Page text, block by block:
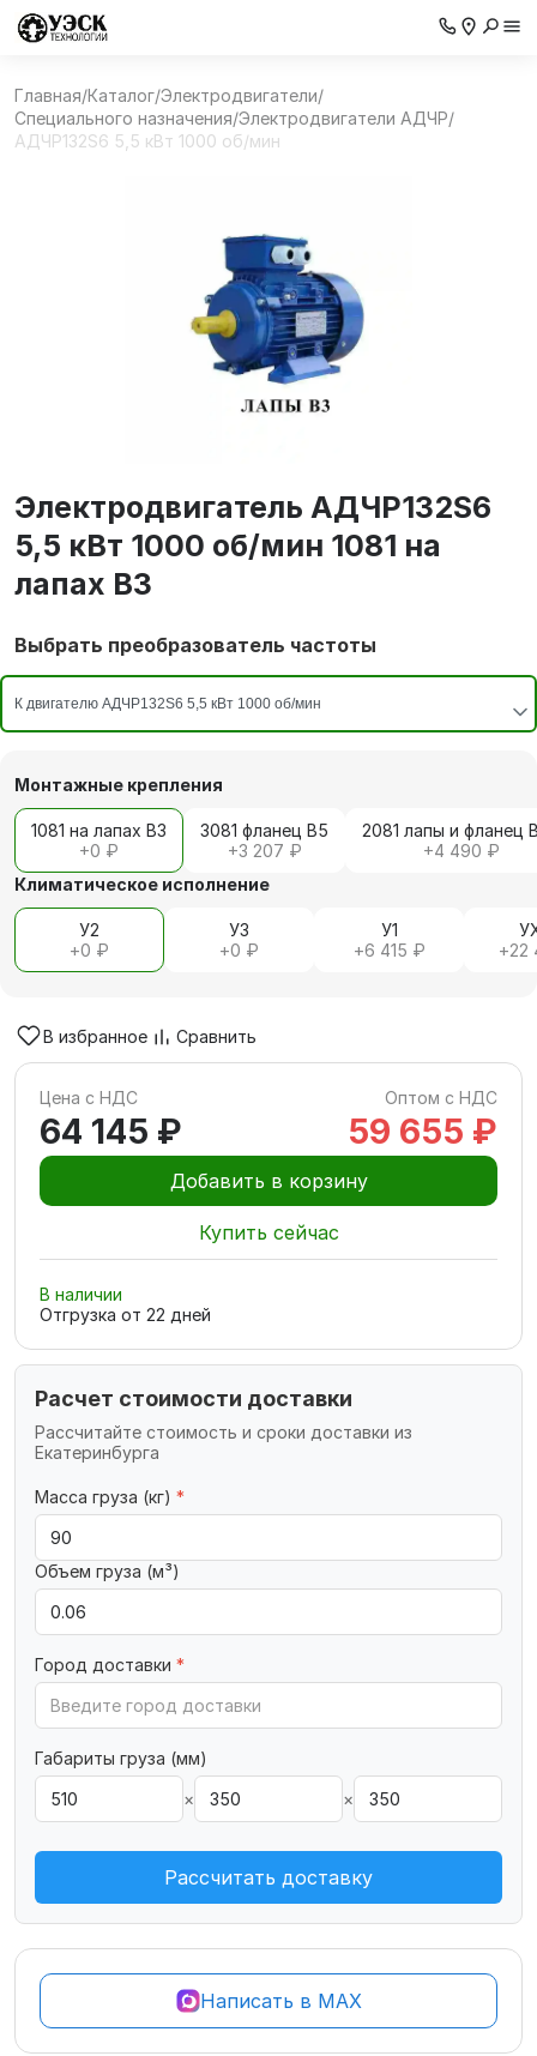
Главная/Каталог/Электродвигатели/
Специального назначения/Электродвигатели АДЧР/
АДЧР132S6 5,5 кВт 1000 об/мин
Электродвигатель АДЧР132S6
5,5 кВт 1000 об/мин 1081 на
лапах В3
Выбрать преобразователь частоты
Монтажные крепления
1081 на лапах В3
+0 ₽
3081 фланец В5
+3 207 ₽
2081 лапы и фланец
+4 490 ₽
Климатическое исполнение
У2
+0 ₽
У3
+0 ₽
У1
+6 415 ₽
+22
В избранное Сравнить
Цена с НДС Оптом с НДС
64 145 ₽ 59 655 ₽
Добавить в корзину
Купить сейчас
В наличии
Отгрузка от 22 дней
Расчет стоимости доставки
Рассчитайте стоимость и сроки доставки из
Екатеринбурга
Масса груза (кг) *
Объем груза (м³)
Город доставки *
Габариты груза (мм)
×
×
Рассчитать доставку
Написать в MAX